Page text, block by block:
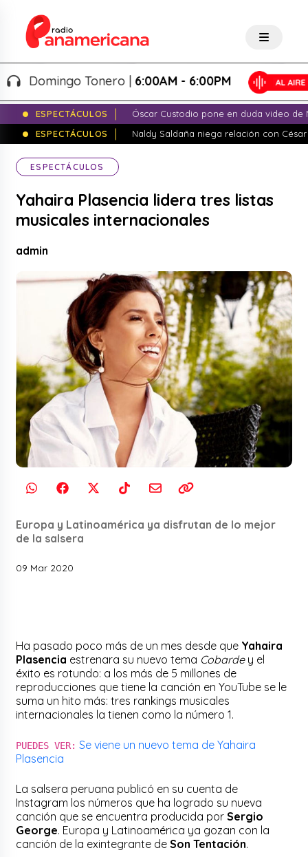
Domingo Tonero |6:00AM - 6:00PM
ESPECTÁCULOS
Óscar Custodio pone en duda video de
ESPECTÁCULOS
Naldy Saldaña niega relación con
ESPECTÁCULOS
Yahaira Plasencia lidera tres listas
musicales internacionales
admin
Europa y Latinoamérica ya disfrutan de lo mejor
de la salsera
09 Mar 2020
Ha pasado poco más de un mes desde que Yahaira
Plasencia estrenara su nuevo tema Cobardey el
éxito es rotundo: a los más de 5 millones de
reproducciones que tiene la canción en YouTube se le
suma un hito más: tres rankings musicales
internacionales la tienen como la número 1.
PUEDES VER: Se viene un nuevo tema de Yahaira
Plasencia
La salsera peruana publicó en su cuenta de
Instagram los números que ha logrado su nueva
canción que se encuentra producida porSergio
George. Europa y Latinoamérica ya gozan con la
canción de la exintegrante deSon Tentación.